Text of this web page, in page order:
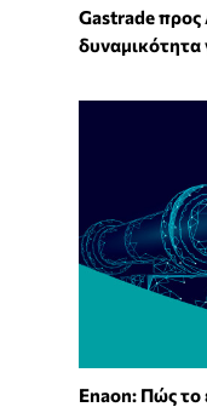
Gastrade
δυναμικότητα
Enaon: Πώς το